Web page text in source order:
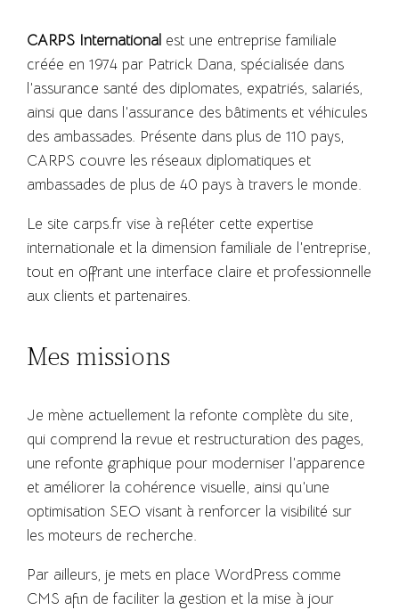
CARPS International est une entreprise familiale
créée en 1974 par Patrick Dana, spécialisée dans
l’assurance santé des diplomates, expatriés, salariés,
ainsi que dans l’assurance des bâtiments et véhicules
des ambassades. Présente dans plus de 110 pays,
CARPS couvre les réseaux diplomatiques et
ambassades de plus de 40 pays à travers le monde.
Le site carps.fr vise à refléter cette expertise
internationale et la dimension familiale de l’entreprise,
tout en offrant une interface claire et professionnelle
aux clients et partenaires.
Mes missions
Je mène actuellement la refonte complète du site,
qui comprend la revue et restructuration des pages,
une refonte graphique pour moderniser l’apparence
et améliorer la cohérence visuelle, ainsi qu’une
optimisation SEO visant à renforcer la visibilité sur
les moteurs de recherche.
Par ailleurs, je mets en place WordPress comme
CMS afin de faciliter la gestion et la mise à jour